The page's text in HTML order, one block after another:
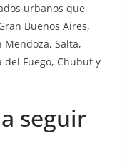
urbanos que
Buenos Aires,
Mendoza, Salta,
del Fuego, Chubut y
seguir